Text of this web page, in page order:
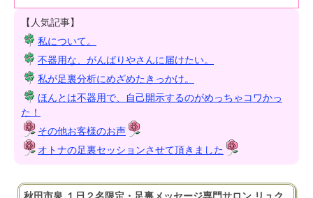
【人気記事】
私について。
不器用な、がんばりやさんに届けたい。
私が足裏分析にめざめたきっかけ。
ほんとは不器用で、自己開示するのがめっちゃコワかっ
た！
その他お客様のお声
オトナの足裏セッションさせて頂きました